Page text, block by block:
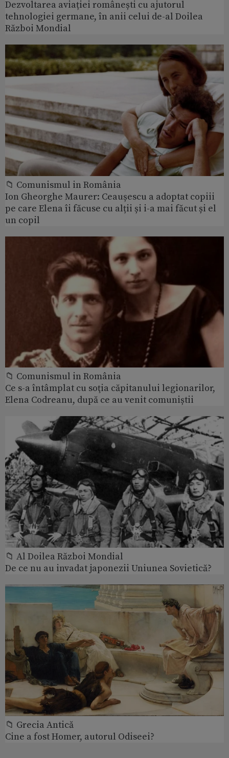
Dezvoltarea aviației românești cu ajutorul
tehnologiei germane, în anii celui de-al Doilea
Război Mondial
📁 Comunismul in România
Ion Gheorghe Maurer: Ceaușescu a adoptat copiii
pe care Elena îi făcuse cu alții și i-a mai făcut și el
un copil
📁 Comunismul in România
Ce s-a întâmplat cu soţia căpitanului legionarilor,
Elena Codreanu, după ce au venit comuniștii
📁 Al Doilea Război Mondial
De ce nu au invadat japonezii Uniunea Sovietică?
📁 Grecia Antică
Cine a fost Homer, autorul Odiseei?